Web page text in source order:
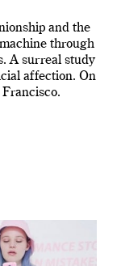
and the
through
A surreal study
affection. On